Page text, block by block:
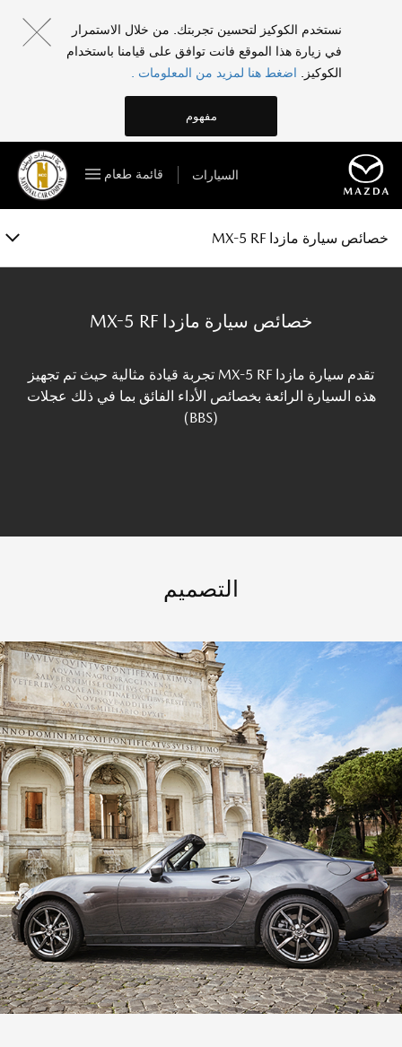
نستخدم الكوكيز لتحسين تجربتك. من خلال الاستمرار
في زيارة هذا الموقع فانت توافق على قيامنا باستخدام
الكوكيز.
اضغط هنا لمزيد من المعلومات .
مفهوم
السيارات قائمة طعام
خصائص سيارة مازدا MX-5 RF
الفئات والمواصفات
الخصائص
المعرض
الملحقات
خصائص سيارة مازدا MX-5 RF
تقدم سيارة مازدا MX-5 RF تجربة قيادة مثالية حيث تم تجهيز
هذه السيارة الرائعة بخصائص الأداء الفائق بما في ذلك عجلات
(BBS)
التصميم